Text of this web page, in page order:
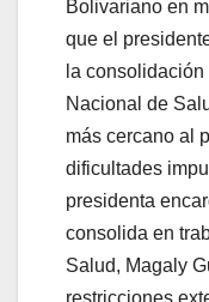
Bolivariano en
que el
la
Nacional de
más cercano al
dificultades
presidenta
consolida en
Salud, Magaly
restricciones